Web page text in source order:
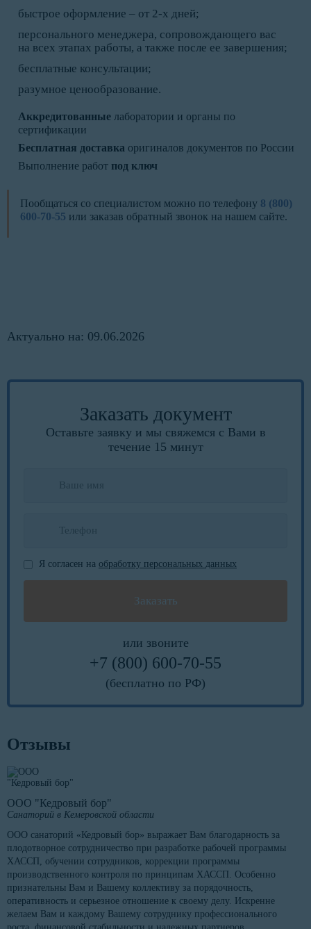
быстрое оформление – от 2-х дней;
персонального менеджера, сопровождающего вас
на всех этапах работы, а также после ее завершения;
бесплатные консультации;
разумное ценообразование.
Аккредитованные лаборатории и органы по
сертификации
Бесплатная доставка оригиналов документов по России
Выполнение работ под ключ
Пообщаться со специалистом можно по телефону 8 (800)
600-70-55 или заказав обратный звонок на нашем сайте.
Актуально на: 09.06.2026
Заказать документ
Оставьте заявку и мы свяжемся с Вами в
течение 15 минут
Я согласен на обработку персональных данных
или звоните
+7 (800) 600-70-55
(бесплатно по РФ)
Отзывы
ООО "Кедровый бор"
Санаторий в Кемеровской области
ООО санаторий «Кедровый бор» выражает Вам благодарность за
плодотворное сотрудничество при разработке рабочей программы
ХАССП, обучении сотрудников, коррекции программы
производственного контроля по принципам ХАССП. Особенно
признательны Вам и Вашему коллективу за порядочность,
оперативность и серьезное отношение к своему делу. Искренне
желаем Вам и каждому Вашему сотруднику профессионального